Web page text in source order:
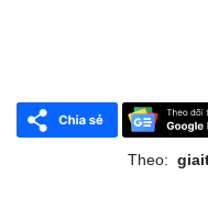
Theo: